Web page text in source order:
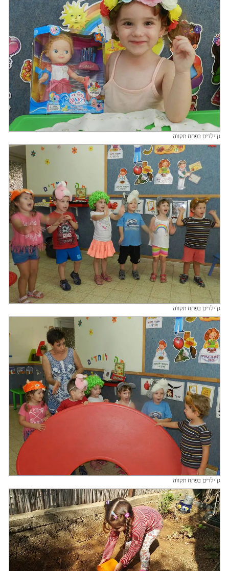
גן ילדים בפתח תקווה
גן ילדים בפתח תקווה
גן ילדים בפתח תקווה